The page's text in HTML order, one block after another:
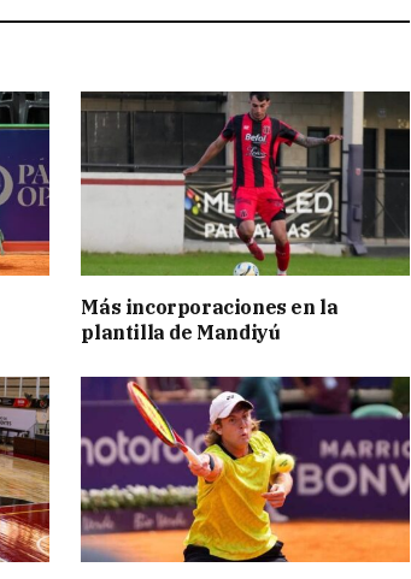
Más incorporaciones en la
plantilla de Mandiyú